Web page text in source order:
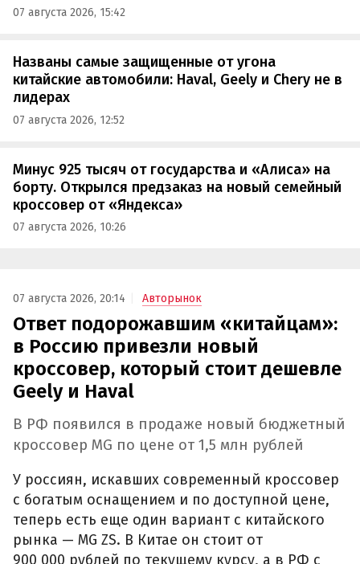
07 августа 2026, 15:42
Названы самые защищенные от угона
китайские автомобили: Haval, Geely и Chery не в
лидерах
07 августа 2026, 12:52
Минус 925 тысяч от государства и «Алиса» на
борту. Открылся предзаказ на новый семейный
кроссовер от «Яндекса»
07 августа 2026, 10:26
07 августа 2026, 20:14 Авторынок
Ответ подорожавшим «китайцам»:
в Россию привезли новый
кроссовер, который стоит дешевле
Geely и Haval
В РФ появился в продаже новый бюджетный
кроссовер MG по цене от 1,5 млн рублей
У россиян, искавших современный кроссовер
с богатым оснащением и по доступной цене,
теперь есть еще один вариант с китайского
рынка — MG ZS. В Китае он стоит от
900 000 рублей по текущему курсу, а в РФ с